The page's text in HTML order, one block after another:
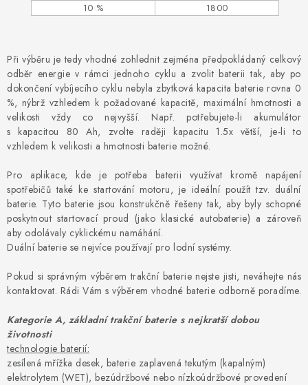
DOPRAVA ZDARMA
KONFIGURÁTOR AUTOBATERIÍ
O NÁS
VÝMĚNA AUTOBATERIE
OBCHODNÍ PODMÍNKY
OCHRANA OSOBNÍCH ÚDAJŮ
OVĚŘOVÁNÍ RECENZÍ
JAK NA TO S BATTERY.CZ
ČASTO KLADENÉ OTÁZKY, FAQ
ZPĚTNÝ ODBĚR ELEKTROZAŘÍZENÍ A BATERIÍ
10 %
1800
Při výběru je tedy vhodné zohlednit zejména předpokládaný celkový
odběr energie v rámci jednoho cyklu a zvolit baterii tak, aby po
dokončení vybíjecího cyklu nebyla zbytková kapacita baterie rovna 0
%, nýbrž vzhledem k požadované kapacitě, maximální hmotnosti a
velikosti vždy co nejvyšší. Např. potřebujete-li akumulátor
s kapacitou 80 Ah, zvolte raději kapacitu 1.5x větší, je-li to
vzhledem k velikosti a hmotnosti baterie možné.
Pro aplikace, kde je potřeba baterii využívat kromě napájení
spotřebičů také ke startování motoru, je ideální použít tzv. duální
baterie. Tyto baterie jsou konstrukčně řešeny tak, aby byly schopné
poskytnout startovací proud (jako klasické autobaterie) a zároveň
aby odolávaly cyklickému namáhání.
Duální baterie se nejvíce používají pro lodní systémy.
Pokud si správným výběrem trakční baterie nejste jisti, neváhejte nás
kontaktovat. Rádi Vám s výběrem vhodné baterie odborně poradíme.
Kategorie A, základní trakční baterie s nejkratší dobou
životnosti
technologie baterií:
zesílená mřížka desek, baterie zaplavená tekutým (kapalným)
elektrolytem (WET), bezúdržbové nebo nízkoúdržbové provedení